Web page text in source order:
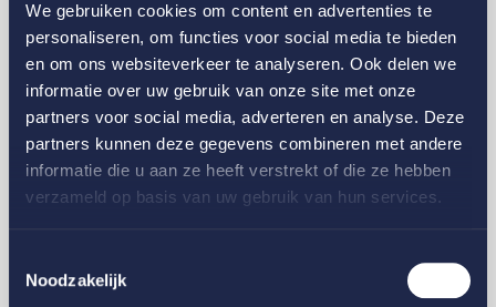
We gebruiken cookies om content en advertenties te
personaliseren, om functies voor social media te bieden
en om ons websiteverkeer te analyseren. Ook delen we
informatie over uw gebruik van onze site met onze
partners voor social media, adverteren en analyse. Deze
partners kunnen deze gegevens combineren met andere
informatie die u aan ze heeft verstrekt of die ze hebben
verzameld op basis van uw gebruik van hun services.
Noodzakelijk